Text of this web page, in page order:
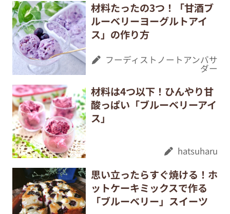
材料たったの3つ！「甘酒ブ
ルーベリーヨーグルトアイ
ス」の作り方
フーディストノートアンバサ
ダー
材料は4つ以下！ひんやり甘
酸っぱい「ブルーベリーアイ
ス」
hatsuharu
思い立ったらすぐ焼ける！ホ
ットケーキミックスで作る
「ブルーベリー」スイーツ